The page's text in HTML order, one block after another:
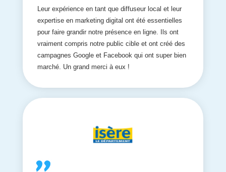
Leur expérience en tant que diffuseur local et leur
expertise en marketing digital ont été essentielles
pour faire grandir notre présence en ligne. Ils ont
vraiment compris notre public cible et ont créé des
campagnes Google et Facebook qui ont super bien
marché. Un grand merci à eux !